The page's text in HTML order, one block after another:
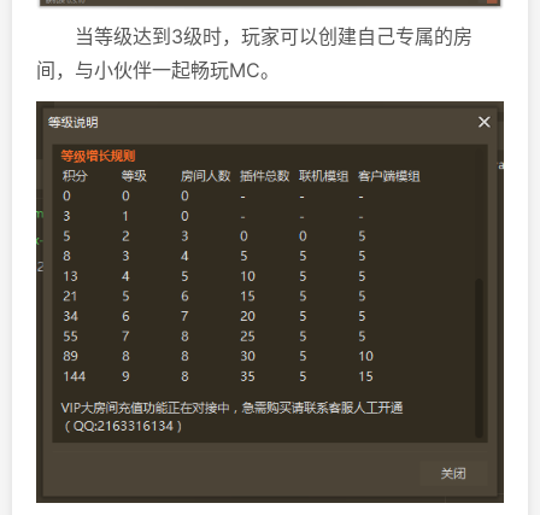
当等级达到3级时，玩家可以创建自己专属的房
间，与小伙伴一起畅玩MC。